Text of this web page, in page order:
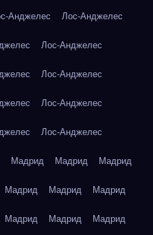
Анджелес Лос-Анджелес
Лос-Анджелес
Лос-Анджелес
Лос-Анджелес
Лос-Анджелес
Мадрид Мадрид Мадрид
Мадрид Мадрид Мадрид
Мадрид Мадрид Мадрид